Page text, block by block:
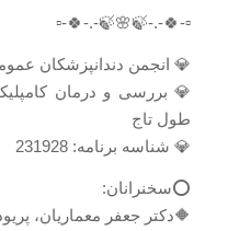
▫️-🍀-.-🍃🌸🍃-.-🍀-▫️
💎 انجمن دندانپزشکان
💎 بررسی و درمان
طول تاج
💎 شناسه برنامه: 231928
⭕️سخنرانان:
🔶دکتر جعفر معماریان،